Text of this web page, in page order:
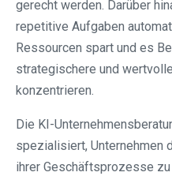
gerecht werden. Darüber
repetitive Aufgaben
Ressourcen spart und es
strategischere und
konzentrieren.
Die KI-
spezialisiert, Unternehmen
ihrer Geschäftsprozesse